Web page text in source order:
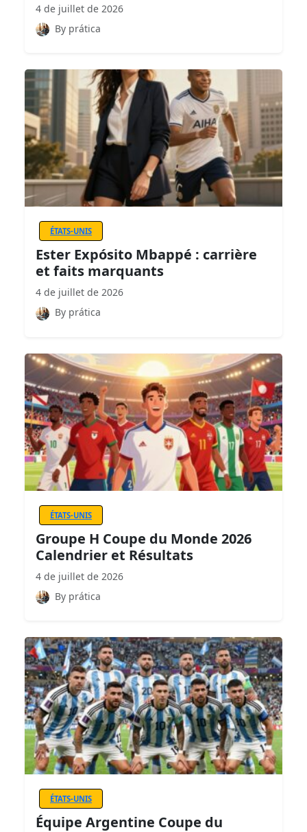
4 de juillet de 2026
By prática
ÉTATS-UNIS
Ester Expósito Mbappé : carrière
et faits marquants
4 de juillet de 2026
By prática
ÉTATS-UNIS
Groupe H Coupe du Monde 2026
Calendrier et Résultats
4 de juillet de 2026
By prática
ÉTATS-UNIS
Équipe Argentine Coupe du